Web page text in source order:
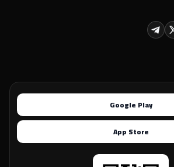
Google Play
App Store